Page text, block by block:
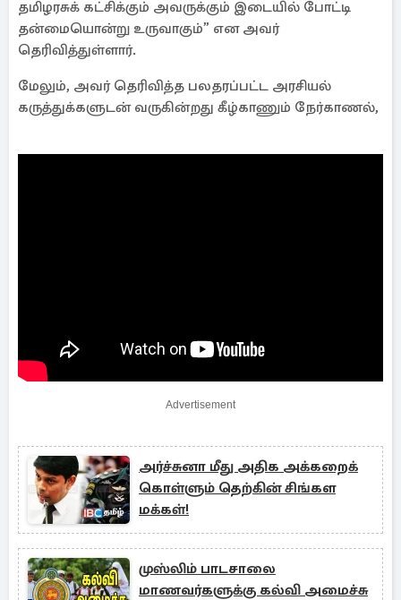
தமிழரசுக் கட்சிக்கும் அவருக்கும் இடையில் போட்டி
தன்மையொன்று உருவாகும்” என அவர்
தெரிவித்துள்ளார்.
மேலும், அவர் தெரிவித்த பலதரப்பட்ட அரசியல்
கருத்துக்களுடன் வருகின்றது கீழ்காணும் நேர்காணல்,
Advertisement
அர்ச்சுனா மீது அதிக அக்கறைக்
கொள்ளும் தெற்கின் சிங்கள
மக்கள்!
முஸ்லிம் பாடசாலை
மாணவர்களுக்கு கல்வி அமைச்சு